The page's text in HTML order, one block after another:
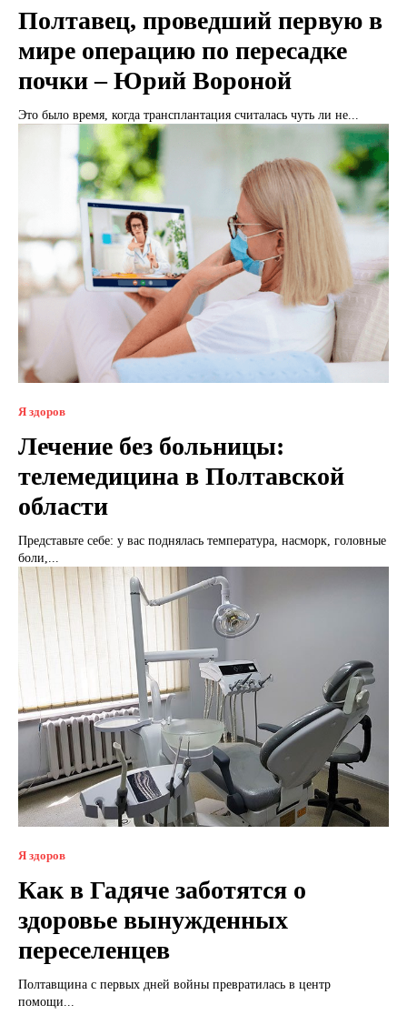
Полтавец, проведший первую в
мире операцию по пересадке
почки – Юрий Вороной
Это было время, когда трансплантация считалась чуть ли не...
Я здоров
Лечение без больницы:
телемедицина в Полтавской
области
Представьте себе: у вас поднялась температура, насморк, головные
боли,...
Я здоров
Как в Гадяче заботятся о
здоровье вынужденных
переселенцев
Полтавщина с первых дней войны превратилась в центр
помощи...